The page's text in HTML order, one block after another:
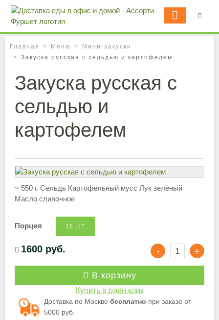
Главная Меню
Мини-закуски
Закуска русская с сельдью и картофелем
Закуска русская с
сельдью и
картофелем
~ 550 г. Сельдь Картофельный мусс Лук зелёный
Масло сливочное
Порция 15 ШТ
1600 руб.
В корзину
Купить в один клик
Доставка по Москве бесплатно при заказе от
5000 руб.